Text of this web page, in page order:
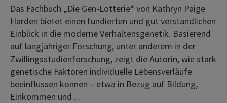
Das Fachbuch „Die Gen-Lotterie“ von Kathryn Paige
Harden bietet einen fundierten und gut verständlichen
Einblick in die moderne Verhaltensgenetik. Basierend
auf langjähriger Forschung, unter anderem in der
Zwillingsstudienforschung, zeigt die Autorin, wie stark
genetische Faktoren individuelle Lebensverläufe
beeinflussen können – etwa in Bezug auf Bildung,
Einkommen und ...